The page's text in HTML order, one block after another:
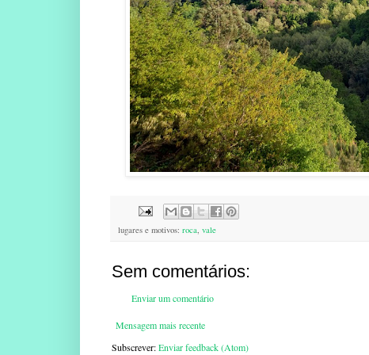
lugares e motivos: roca, vale
Sem comentários:
Enviar um comentário
Mensagem mais recente
Subscrever:Enviar feedback (Atom)